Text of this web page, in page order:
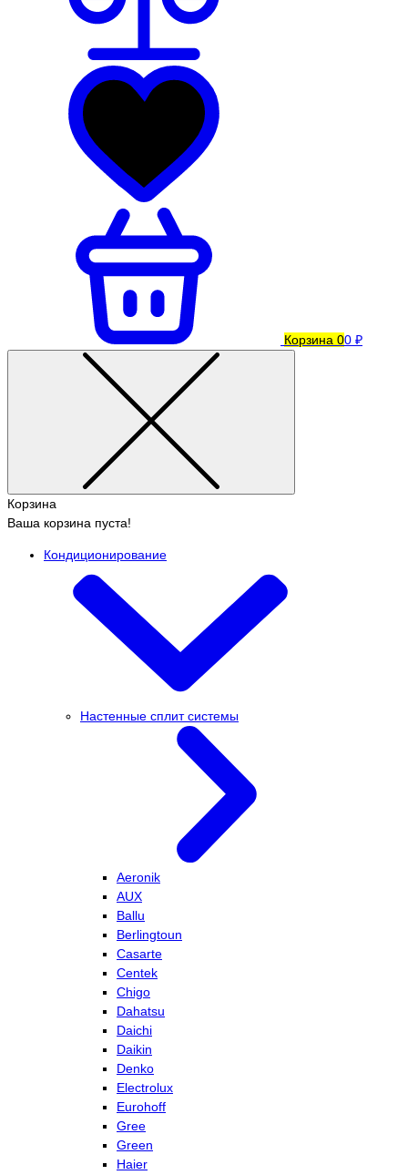
Корзина 00 ₽
Корзина
Ваша корзина пуста!
Кондиционирование
Настенные сплит системы
Aeronik
AUX
Ballu
Berlingtoun
Casarte
Centek
Chigo
Dahatsu
Daichi
Daikin
Denko
Electrolux
Eurohoff
Gree
Green
Haier